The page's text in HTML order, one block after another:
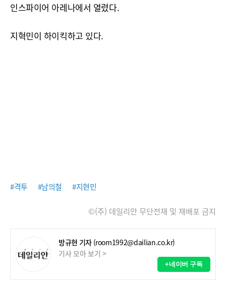
인스파이어 아레나에서 열렸다.
지혁민이 하이킥하고 있다.
#격투 #남의철 #지현민
©(주) 데일리안 무단전재 및 재배포 금지
방규현 기자 (room1992@dailian.co.kr)
기사 모아 보기 >
+네이버 구독